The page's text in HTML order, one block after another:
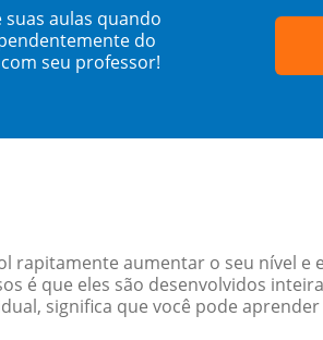
suas aulas quando
do
seu professor!
rapitamente aumentar o seu nível e
é que eles são desenvolvidos
significa que você pode